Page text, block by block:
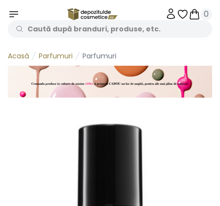
Obiecte
0
Acasă Parfumuri Parfumuri